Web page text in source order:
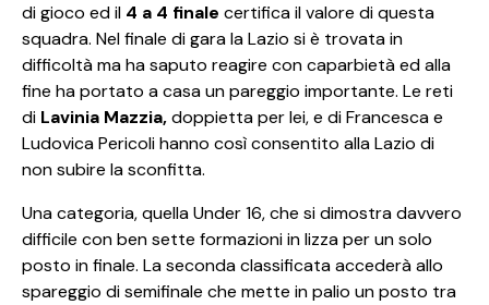
di gioco ed il 4 a 4 finale certifica il valore di questa
squadra. Nel finale di gara la Lazio si è trovata in
difficoltà ma ha saputo reagire con caparbietà ed alla
fine ha portato a casa un pareggio importante. Le reti
di Lavinia Mazzia,doppietta per lei, e di Francesca e
Ludovica Pericoli hanno così consentito alla Lazio di
non subire la sconfitta.
Una categoria, quella Under 16, che si dimostra davvero
difficile con ben sette formazioni in lizza per un solo
posto in finale. La seconda classificata accederà allo
spareggio di semifinale che mette in palio un posto tra